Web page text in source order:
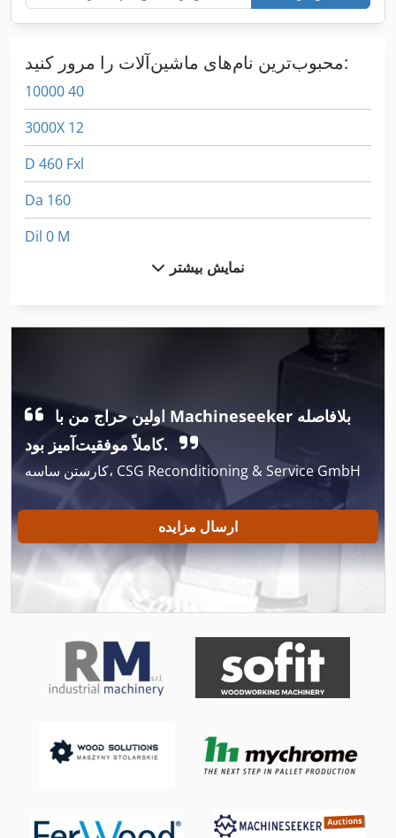
محبوب‌ترین نام‌های ماشین‌آلات را مرور کنید:
10000 40
3000X 12
D 460 Fxl
Da 160
Dil 0 M
International 1486
International 1586
International 2674
Minarctig 180
راهنمای و راهنمایی تا 500 Mm ماشین تراش دوک نخ ریسی
ماشین معاون 200 Mm
نمایش بیشتر
کاملاً موفقیت‌آمیز بود.
کارستن ساسه، CSG Reconditioning & Service GmbH
ارسال مزایده